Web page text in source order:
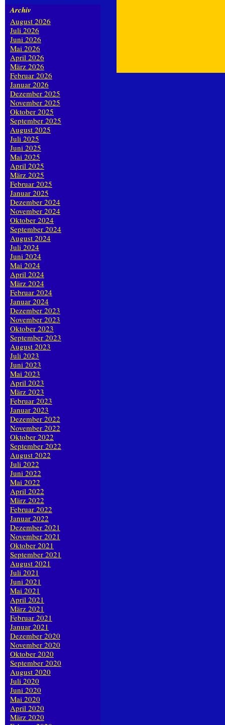
Archiv
August 2026
Juli 2026
Juni 2026
Mai 2026
April 2026
März 2026
Februar 2026
Januar 2026
Dezember 2025
November 2025
Oktober 2025
September 2025
August 2025
Juli 2025
Juni 2025
Mai 2025
April 2025
März 2025
Februar 2025
Januar 2025
Dezember 2024
November 2024
Oktober 2024
September 2024
August 2024
Juli 2024
Juni 2024
Mai 2024
April 2024
März 2024
Februar 2024
Januar 2024
Dezember 2023
November 2023
Oktober 2023
September 2023
August 2023
Juli 2023
Juni 2023
Mai 2023
April 2023
März 2023
Februar 2023
Januar 2023
Dezember 2022
November 2022
Oktober 2022
September 2022
August 2022
Juli 2022
Juni 2022
Mai 2022
April 2022
März 2022
Februar 2022
Januar 2022
Dezember 2021
November 2021
Oktober 2021
September 2021
August 2021
Juli 2021
Juni 2021
Mai 2021
April 2021
März 2021
Februar 2021
Januar 2021
Dezember 2020
November 2020
Oktober 2020
September 2020
August 2020
Juli 2020
Juni 2020
Mai 2020
April 2020
März 2020